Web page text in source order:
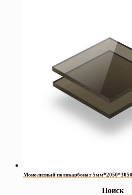
Монолитный поликарбонат
Поиск